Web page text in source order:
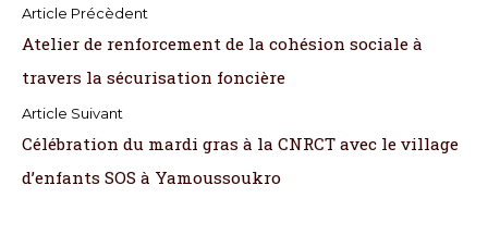
N
a
v
i
g
Atelier de renforcement de la cohésion sociale à
travers la sécurisation foncière
Célébration du mardi gras à la CNRCT avec le village
d’enfants SOS à Yamoussoukro